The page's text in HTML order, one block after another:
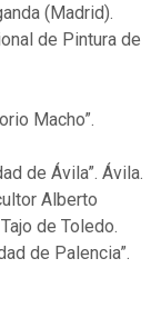
(Madrid).
de Pintura de
Macho”.
de Ávila”. Ávila.
Alberto
de Toledo.
de Palencia”.